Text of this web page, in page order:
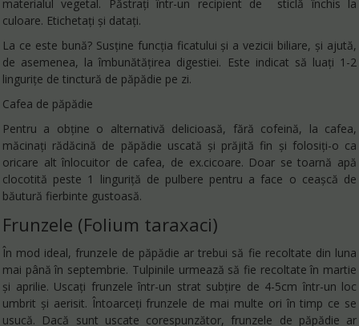
materialul vegetal. Păstrați într-un recipient de sticlă închis la
culoare. Etichetați și datați.
La ce este bună? Susține funcția ficatului și a vezicii biliare, și ajută,
de asemenea, la îmbunătățirea digestiei. Este indicat să luați 1-2
lingurițe de tinctură de păpădie pe zi.
Cafea de păpădie
Pentru a obține o alternativă delicioasă, fără cofeină, la cafea,
măcinați rădăcină de păpădie uscată și prăjită fin și folosiți-o ca
oricare alt înlocuitor de cafea, de ex.cicoare. Doar se toarnă apă
clocotită peste 1 linguriță de pulbere pentru a face o ceașcă de
băutură fierbinte gustoasă.
Frunzele (Folium taraxaci)
În mod ideal, frunzele de păpădie ar trebui să fie recoltate din luna
mai până în septembrie. Tulpinile urmează să fie recoltate în martie
și aprilie. Uscați frunzele într-un strat subțire de 4-5cm într-un loc
umbrit și aerisit. Întoarceți frunzele de mai multe ori în timp ce se
usucă. Dacă sunt uscate corespunzător, frunzele de păpădie ar